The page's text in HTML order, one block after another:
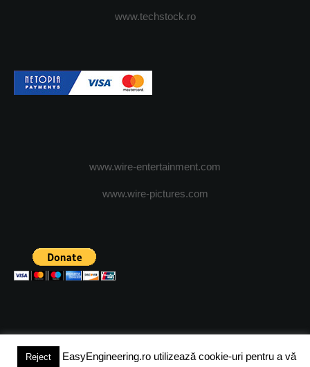
www.techstock.ro
www.wire-entertainment.com
www.wire-pictures.com
(c) 2024 - FineEngineeringMagazine. All rights reserved.
Reject EasyEngineering.ro utilizează cookie-uri pentru a vă